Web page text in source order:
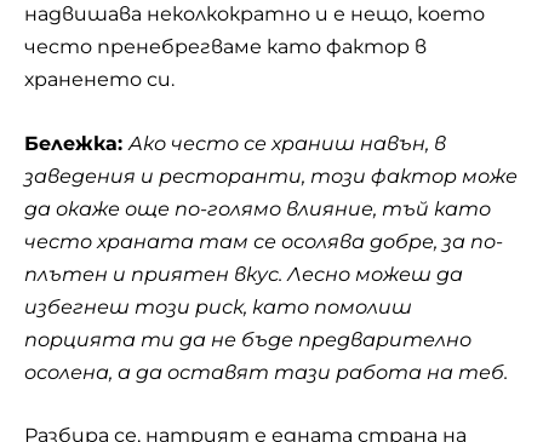
надвишава неколкократно и е нещо, което
често пренебрегваме като фактор в
храненето си.
Бележка: Ако често се храниш навън, в
заведения и ресторанти, този фактор може
да окаже още по-голямо влияние, тъй като
често храната там се осолява добре, за по-
плътен и приятен вкус. Лесно можеш да
избегнеш този риск, като помолиш
порцията ти да не бъде предварително
осолена, а да оставят тази работа на теб.
Разбира се, натрият е едната страна на